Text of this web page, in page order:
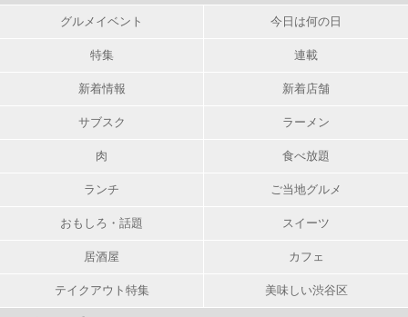
グルメイベント 今日は何の日
特集 連載
新着情報 新着店舗
サブスク ラーメン
肉 食べ放題
ランチ ご当地グルメ
おもしろ・話題 スイーツ
居酒屋 カフェ
テイクアウト特集 美味しい渋谷区